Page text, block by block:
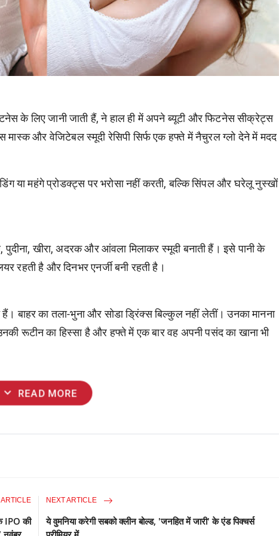
के लिए जानी जाती हैं, ने हाल ही में अपने ब्यूटी और फिटनेस सीक्रेट्स
मास्क और वेजिटेबल स्मूदी रेसिपी सिर्फ एक हफ्ते में नैचुरल ग्लो देने में मदद
या महंगे प्रोडक्ट्स पर भरोसा नहीं करती, बल्कि सिंपल और घरेलू नुस्खों
खीरा, अदरक और आंवला मिलाकर स्मूदी बनाती हैं। इसे पानी के
रहती है और दिनभर एनर्जी बनी रहती है।
बाहर का तला-भुना और सोडा ड्रिंक्स बिल्कुल नहीं लेतीं। उनका मानना
रूटीन का हिस्सा है और हफ्ते में एक बार वह अपनी पसंद का खाना भी
expand_more READ MORE
IPO की
NEXT ARTICLE
ये वुमनिया करेगी सबको क्लीन बोल्ड, 'जनहित में जारी' के एंड पिक्चर्स